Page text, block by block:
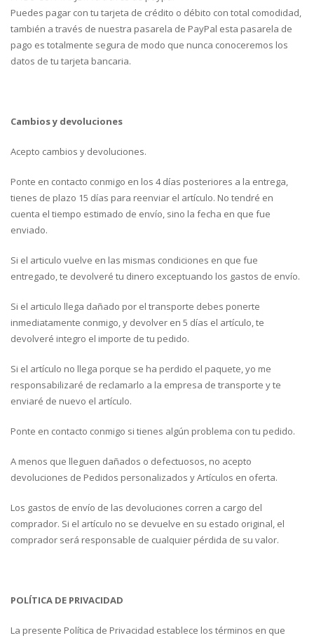
Puedes pagar con tu tarjeta de crédito o débito con total comodidad,
también a través de nuestra pasarela de PayPal esta pasarela de
pago es totalmente segura de modo que nunca conoceremos los
datos de tu tarjeta bancaria.
Cambios y devoluciones
Acepto cambios y devoluciones.
Ponte en contacto conmigo en los 4 días posteriores a la entrega,
tienes de plazo 15 días para reenviar el artículo. No tendré en
cuenta el tiempo estimado de envío, sino la fecha en que fue
enviado.
Si el articulo vuelve en las mismas condiciones en que fue
entregado, te devolveré tu dinero exceptuando los gastos de envío.
Si el articulo llega dañado por el transporte debes ponerte
inmediatamente conmigo, y devolver en 5 días el artículo, te
devolveré integro el importe de tu pedido.
Si el artículo no llega porque se ha perdido el paquete, yo me
responsabilizaré de reclamarlo a la empresa de transporte y te
enviaré de nuevo el artículo.
Ponte en contacto conmigo si tienes algún problema con tu pedido.
A menos que lleguen dañados o defectuosos, no acepto
devoluciones de Pedidos personalizados y Artículos en oferta.
Los gastos de envío de las devoluciones corren a cargo del
comprador. Si el artículo no se devuelve en su estado original, el
comprador será responsable de cualquier pérdida de su valor.
POLÍTICA DE PRIVACIDAD
La presente Política de Privacidad establece los términos en que